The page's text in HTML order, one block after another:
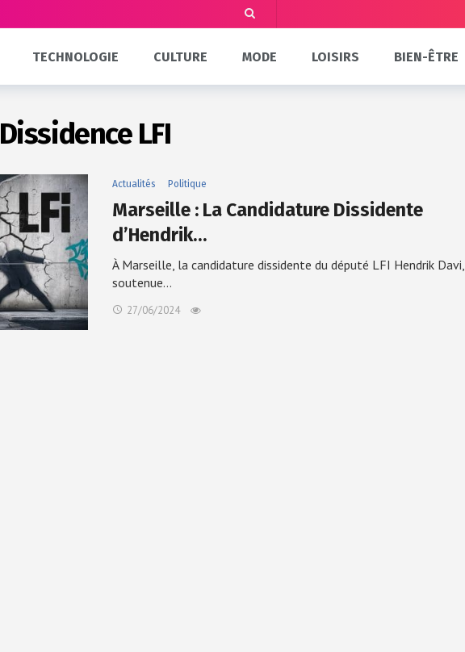
TECHNOLOGIE CULTURE MODE LOISIRS BIEN-ÊTRE
Dissidence LFI
Actualités Politique
Marseille : La Candidature Dissidente
d’Hendrik…
À Marseille, la candidature dissidente du député LFI Hendrik Davi,
soutenue…
27/06/2024